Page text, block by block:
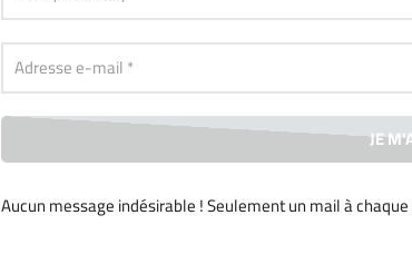
Aucun message indésirable ! Seulement un mail à chaque